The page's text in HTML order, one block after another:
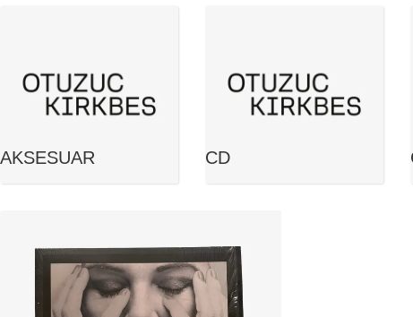
AKSESUAR CD